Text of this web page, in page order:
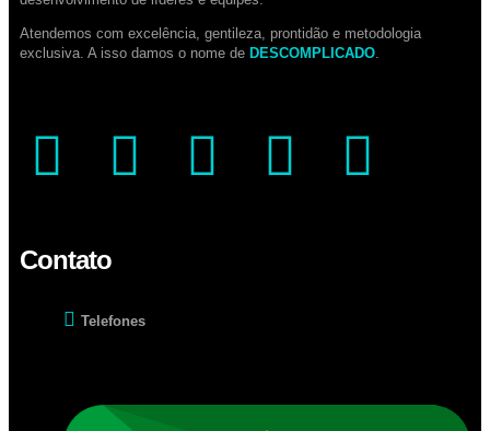
Atendemos com excelência, gentileza, prontidão e metodologia
exclusiva. A isso damos o nome de DESCOMPLICADO.
Contato
Telefones